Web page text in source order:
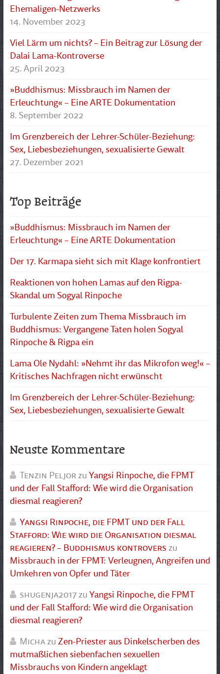
Ehemaligen-Netzwerks
14. November 2023
Viel Lärm um nichts? – Ein Beitrag zur Lösung der
Dalai Lama-Kontroverse
25. April 2023
»Buddhismus: Missbrauch im Namen der
Erleuchtung« – Eine ARTE Dokumentation
8. September 2022
Im Grenzbereich der Lehrer-Schüler-Beziehung:
Sex, Liebesbeziehungen, sexualisierte Gewalt
27. Dezember 2021
Top Beiträge
»Buddhismus: Missbrauch im Namen der
Erleuchtung« – Eine ARTE Dokumentation
Der 17. Karmapa sieht sich mit Klage konfrontiert
Reaktionen von hohen Lamas auf den Rigpa-
Skandal um Sogyal Rinpoche
Turbulente Zeiten zum Thema Missbrauch im
Buddhismus: Vergangene Taten holen Sogyal
Rinpoche & Rigpa ein
Lama Ole Nydahl: »Nehmt ihr das Mikrofon weg!« –
Kritisches Nachfragen nicht erwünscht
Im Grenzbereich der Lehrer-Schüler-Beziehung:
Sex, Liebesbeziehungen, sexualisierte Gewalt
Neuste Kommentare
Tenzin PeljorzuYangsi Rinpoche, die FPMT
und der Fall Stafford: Wie wird die Organisation
diesmal reagieren?
Yangsi Rinpoche, die FPMT und der Fall
Stafford: Wie wird die Organisation diesmal
reagieren? – Buddhismus kontrovers zu
Missbrauch in der FPMT: Verleugnen, Angreifen und
Umkehren von Opfer und Täter
shugenja2017zuYangsi Rinpoche, die FPMT
und der Fall Stafford: Wie wird die Organisation
diesmal reagieren?
MichazuZen-Priester aus Dinkelscherben des
mutmaßlichen siebenfachen sexuellen
Missbrauchs von Kindern angeklagt